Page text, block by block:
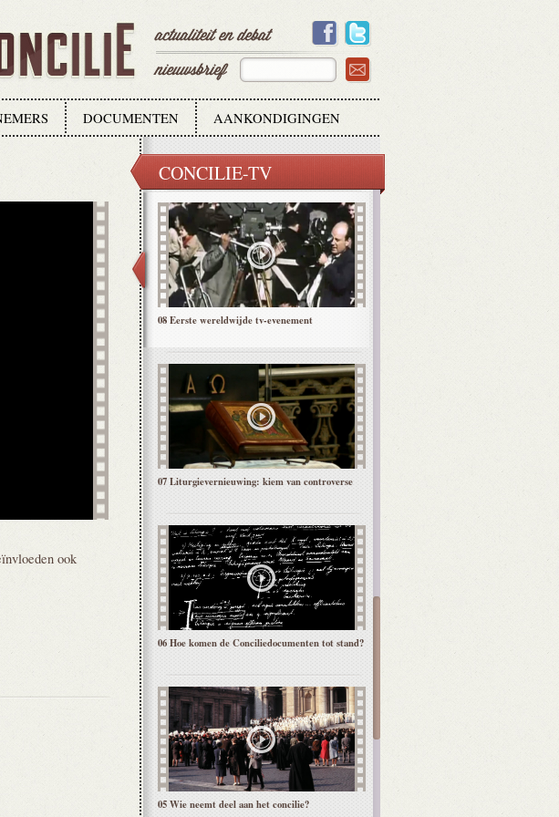
DOCUMENTEN AANKONDIGINGEN
ook
CONCILIE-TV
09 Paulus VI: de eerste moderne paus
08 Eerste wereldwijde tv-evenement
07 Liturgievernieuwing: kiem van controverse
06 Hoe komen de Conciliedocumenten tot stand?
05 Wie neemt deel aan het concilie?